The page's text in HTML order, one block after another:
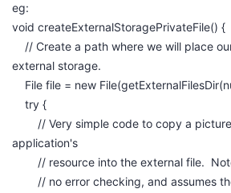
eg:
void createExternalStoragePrivateFile() {
// Create a path where we will place
external storage.
File file = new
try {
// Very simple code to copy a
application's
// resource into the external file.
// no error checking, and assumes